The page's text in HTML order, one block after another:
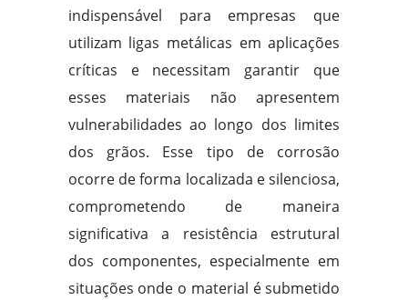
indispensável para empresas que
utilizam ligas metálicas em aplicações
críticas e necessitam garantir que
esses materiais não apresentem
vulnerabilidades ao longo dos limites
dos grãos. Esse tipo de corrosão
ocorre de forma localizada e silenciosa,
comprometendo de maneira
significativa a resistência estrutural
dos componentes, especialmente em
situações onde o material é submetido